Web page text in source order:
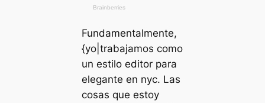
Fundamentalmente,
{yo|trabajamos como
un estilo editor para
elegante en nyc. Las
cosas que estoy